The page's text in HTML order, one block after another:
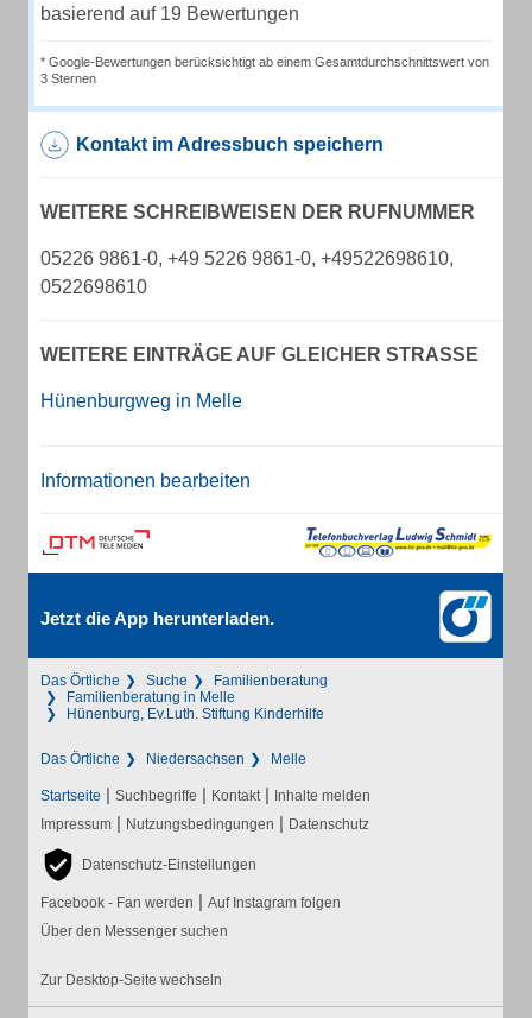
basierend auf 19 Bewertungen
* Google-Bewertungen berücksichtigt ab einem Gesamtdurchschnittswert von
3 Sternen
Kontakt im Adressbuch speichern
WEITERE SCHREIBWEISEN DER RUFNUMMER
05226 9861-0, +49 5226 9861-0, +49522698610,
0522698610
WEITERE EINTRÄGE AUF GLEICHER STRASSE
Hünenburgweg in Melle
Informationen bearbeiten
Jetzt die App herunterladen.
Das Örtliche Suche
Familienberatung
Familienberatung in Melle
Hünenburg, Ev.Luth. Stiftung Kinderhilfe
Das Örtliche Niedersachsen Melle
Startseite | Suchbegriffe | Kontakt | Inhalte melden
Impressum | Nutzungsbedingungen | Datenschutz
Datenschutz-Einstellungen
Facebook - Fan werden | Auf Instagram folgen
Über den Messenger suchen
Zur Desktop-Seite wechseln